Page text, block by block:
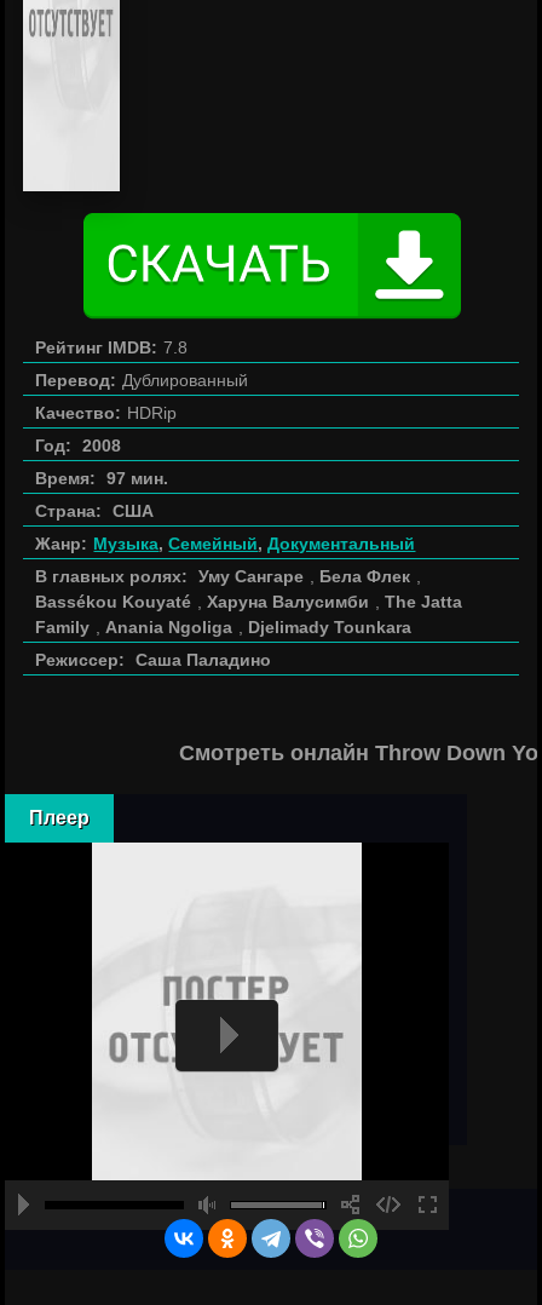
Рейтинг IMDB: 7.8
Перевод: Дублированный
Качество: HDRip
Год:
2008
Время:
97 мин.
Страна:
США
Жанр: Музыка,Семейный,Документальный
В главных ролях:
Уму Сангаре Бела Флек
Bassékou Kouyaté
,Харуна Валусимби ,The Jatta
Family
Anania Ngoliga
Djelimady Tounkara
Режиссер:
Саша Паладино
Смотреть онлайн Throw Down
Плеер